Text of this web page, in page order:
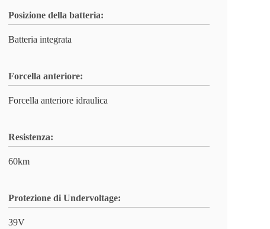
Posizione della batteria:
Batteria integrata
Forcella anteriore:
Forcella anteriore idraulica
Resistenza:
60km
Protezione di Undervoltage:
39V